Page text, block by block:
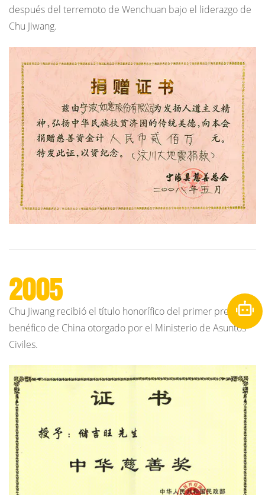
después del terremoto de Wenchuan bajo el liderazgo de
Chu Jiwang.
2005
Chu Jiwang recibió el título honorífico del primer premio
benéfico de China otorgado por el Ministerio de Asuntos
Civiles.